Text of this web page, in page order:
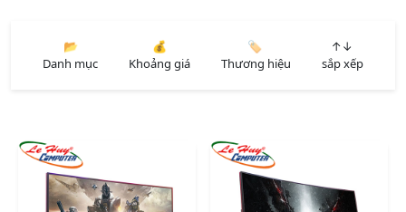
📂
Danh mục
💰
Khoảng giá
🏷️
Thương hiệu
↑↓
sắp xếp